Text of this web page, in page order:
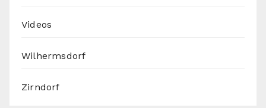
Videos
Wilhermsdorf
Zirndorf